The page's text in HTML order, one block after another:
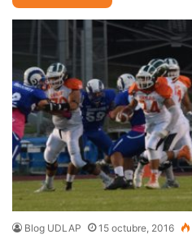
Blog UDLAP 15 octubre, 2016